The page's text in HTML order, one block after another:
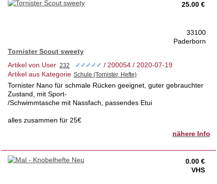
ISBN 987-3-06-031902-2 25.00 €
33100
Paderborn
Tornister Scout sweety
Artikel von User
✓✓✓✓✓ / 200054 / 2020-07-19
Artikel aus Kategorie
Tornister Nano für schmale Rücken geeignet, guter gebrauchter
Zustand, mit Sport-
/Schwimmtasche mit Nassfach, passendes Etui
alles zusammen für 25€
nähere Info
0.00 €
VHS